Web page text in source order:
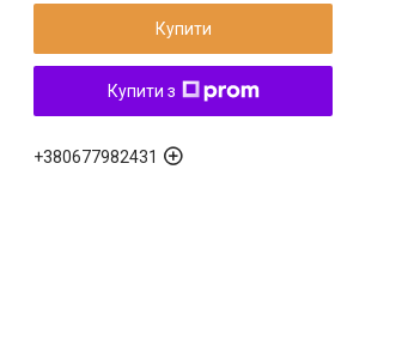
Купити
Купити з
+380677982431